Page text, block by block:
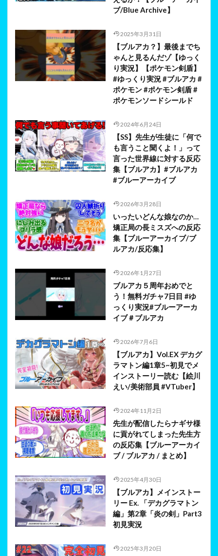
ブ/Blue Archive】
2025年3月31日
【ブルアカ？】最後までち
ゃんと見るんだゾ【ゆっく
り実況】【ポケモン剣盾】
#ゆっくり実況 #ブルアカ #
ポケモン #ポケモン剣盾 #
ポケモンソードシールド
2024年6月24日
【SS】先生が生徒に「何で
も言うこと聞くよ！」って
言った世界線に対する反応
集【ブルアカ】#ブルアカ
#ブルーアーカイブ
2026年3月28日
いったいどんな娘なのか…
矯正局の長ミスズへの反応
集【ブルーアーカイブ/ブ
ルアカ/反応集】
2026年1月27日
ブルアカ５周年おめでと
う！無料ガチャ7日目 #ゆ
っくり実況#ブルーアーカ
イブ＃ブルアカ
2026年7月6日
【ブルアカ】Vol.EX デカグ
ラマトン編1章5~初見でメ
インストーリー読む【絵川
えい/美術部員 #VTuber】
2024年11月2日
先生が配信したらナギサ様
に貢がれてしまった先生方
の反応集【ブルーアーカイ
ブ / ブルアカ / まとめ】
2025年4月30日
【ブルアカ】メインストー
リー Ex. 「デカグラマトン
編」第2章「炎の剣」Part3
初見実況
2025年3月20日